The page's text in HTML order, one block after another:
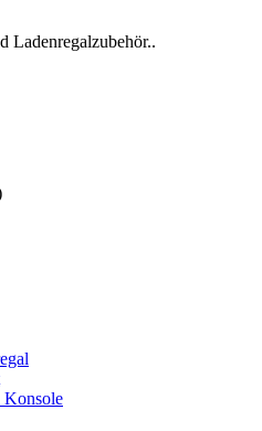
Ladenregalzubehör..
Konsole